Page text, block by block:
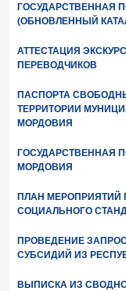
ГОСУДАРСТВЕННАЯ
(ОБНОВЛЕННЫЙ
АТТЕСТАЦИЯ
ПЕРЕВОДЧИКОВ
ПАСПОРТА
ТЕРРИТОРИИ
МОРДОВИЯ
ГОСУДАРСТВЕННАЯ
МОРДОВИЯ
ПЛАН
СОЦИАЛЬНОГО
ПРОВЕДЕНИЕ
СУБСИДИЙ ИЗ
ВЫПИСКА ИЗ